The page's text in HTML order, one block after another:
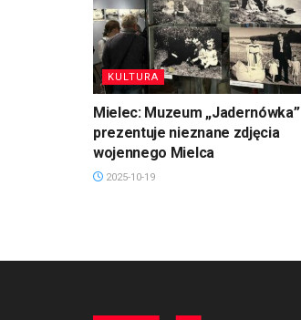
KULTURA
Mielec: Muzeum „Jadernówka”
prezentuje nieznane zdjęcia
wojennego Mielca
2025-10-19